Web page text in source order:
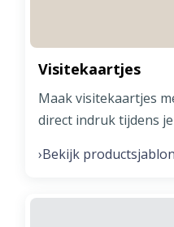
Visitekaartjes
Maak visitekaartjes
direct indruk tijdens
›Bekijk